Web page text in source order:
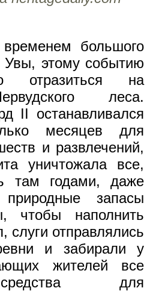
большого
Увы, этому событию
отразиться на
леса.
II останавливался
месяцев для
и развлечений,
уничтожала все,
там годами, даже
запасы
чтобы наполнить
слуги отправлялись
и забирали у
жителей все
для